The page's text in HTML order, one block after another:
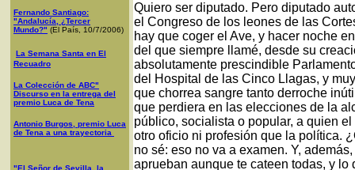
Fernando Santiago:
"Andalucía, ¿Tercer
Mundo?" (El País, 10/7/2006)
La Semana Santa en El
Recuadro
La Colección de ABC"
Discurso en la entrega del
premio Luca de Tena
Antonio Burgos, premio Luca
de Tena a una trayectoria
"El Señor de Sevilla, la
Quiero ser diputado. Pero diputado
el Congreso de los leones de las
hay que coger el Ave, y hacer noche
del que siempre llamé, desde su
absolutamente prescindible
del Hospital de las Cinco Llagas, y
que chorrea sangre tanto derroche
que perdiera en las elecciones de la
público, socialista o popular, a quien
otro oficio ni profesión que la política.
no sé: eso no va a examen. Y,
aprueban aunque te cateen todas, y